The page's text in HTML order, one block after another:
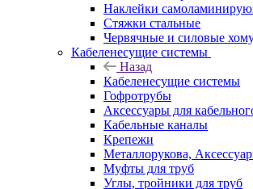
Наклейки
Стяжки стальные
Червячные и силовые
Кабеленесущие системы
Назад
Кабеленесущие системы
Гофротрубы
Аксессуары для
Кабельные каналы
Крепежи
Металлорукова,
Муфты для труб
Углы, тройники для труб